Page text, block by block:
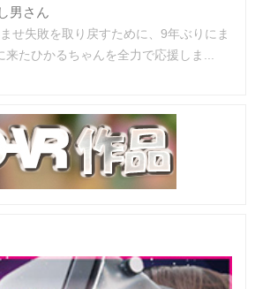
男さん
せ失敗を取り戻すために、9年ぶりにま
来たひかるちゃんを全力で応援しま...